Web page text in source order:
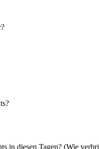
in diesen Tagen? (Wie